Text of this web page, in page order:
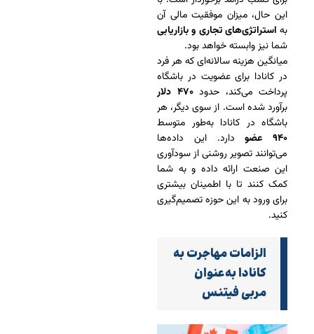
این حال، میزان موفقیت مالی آن
به استراتژی‌های تجاری و بازاریابی
شما نیز وابسته خواهد بود.
میانگین هزینه سالانه‌ای که هر فرد
در کانادا برای عضویت در باشگاه
پرداخت می‌کند، حدود۴۷۰ دلار
برآورد شده است. از سوی دیگر، هر
باشگاه در کانادا به‌طور متوسط
۹۴۰ عضو
دارد. این داده‌ها
می‌توانند تصویر روشنی از سودآوری
این صنعت ارائه داده و به شما
کمک کنند تا با اطمینان بیشتری
برای ورود به این حوزه تصمیم‌گیری
کنید.
الزامات مهاجرت به
کانادا به‌عنوان
مربی فیتنس